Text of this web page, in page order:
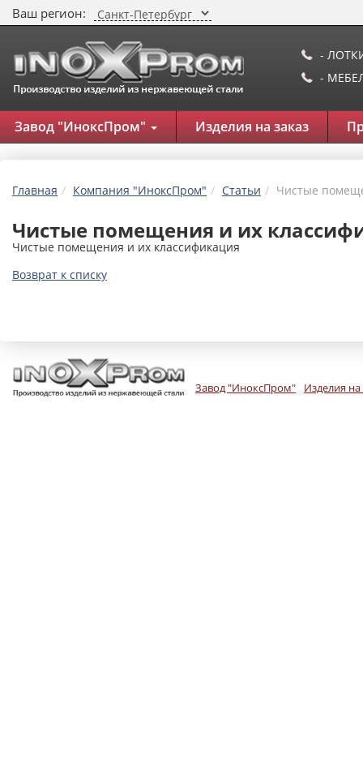
Ваш регион:
-
-
Завод "ИноксПром" Изделия на заказ
Главная Компания "ИноксПром" Статьи Чистые
Чистые помещения и их
Чистые помещения и их классификация
Возврат к списку
Завод "ИноксПром" Изделия на